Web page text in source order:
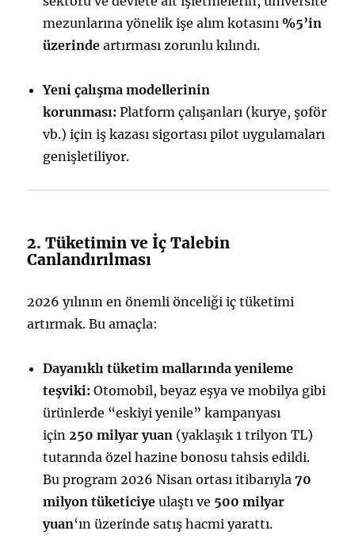
mezunlarına yönelik işe alım kotasını%5’in
üzerinde artırması zorunlu kılındı.
Yeni çalışma modellerinin
korunması: Platform çalışanları (kurye, şoför
vb.) için iş kazası sigortası pilot uygulamaları
genişletiliyor.
2. Tüketimin ve İç Talebin
Canlandırılması
2026 yılının en önemli önceliği iç tüketimi
artırmak. Bu amaçla:
Dayanıklı tüketim mallarında yenileme
teşviki: Otomobil, beyaz eşya ve mobilya gibi
ürünlerde “eskiyi yenile” kampanyası
için250 milyar yuan (yaklaşık 1 trilyon TL)
tutarında özel hazine bonosu tahsis edildi.
Bu program 2026 Nisan ortası itibarıyla70
milyon tüketiciye ulaştı ve 500 milyar
yuan‘ın üzerinde satış hacmi yarattı.